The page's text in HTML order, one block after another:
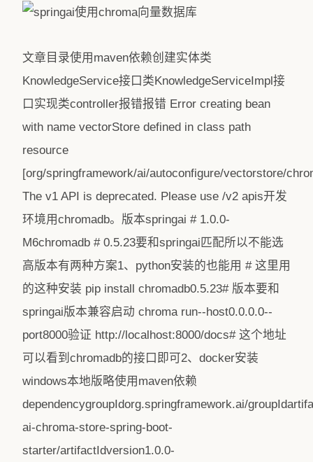
文章目录使用maven依赖创建实体类
KnowledgeService接口类KnowledgeServiceImpl接
口实现类controller报错报错 Error creating bean
with name vectorStore defined in class path
resource
[org/springframework/ai/autoconfigure/vectorstore/
The v1 API is deprecated. Please use /v2 apis开发
环境用chromadb。版本springai # 1.0.0-
M6chromadb # 0.5.23要和springai匹配所以不能选
高版本有两种方案1、python安装的也能用 # 这里用
的这种安装 pip install chromadb0.5.23# 版本要和
springai版本兼容启动 chroma run--host0.0.0.0--
port8000验证 http://localhost:8000/docs# 这个地址
可以看到chromadb的接口即可2、docker安装
windows本地版略使用maven依赖
dependencygroupIdorg.springframework.ai/
ai-chroma-store-spring-boot-
starter/artifactIdversion1.0.0-